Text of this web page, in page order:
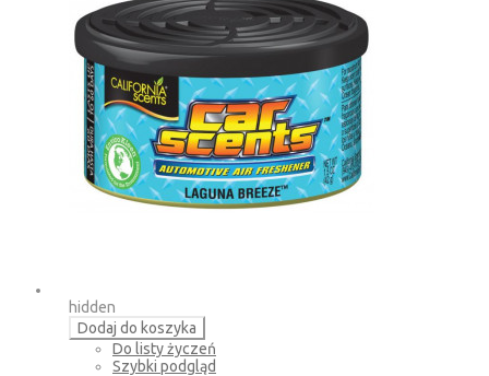
hidden
Dodaj do koszyka
Do listy życzeń
Szybki podgląd